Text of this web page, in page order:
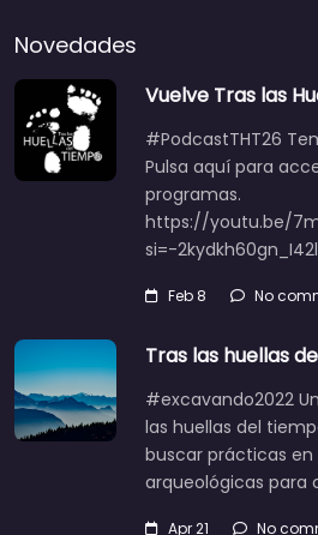
Novedades
Vuelve Tras las
#PodcastTHT26
Pulsa aquí para
programas.
https://youtu.be/
si=-2kydkh60gn_I42l
Feb 8 No
Tras las huellas
#excavando2022
las huellas del
buscar prácticas
arqueológicas para
Apr 21 No